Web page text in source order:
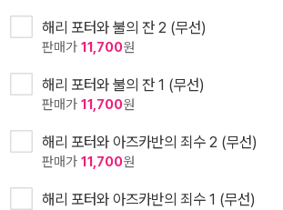
해리 포터와 불의 잔 2 (무선)
판매가 11,700원
해리 포터와 불의 잔 1 (무선)
판매가 11,700원
해리 포터와 아즈카반의 죄수 2 (무선)
판매가 11,700원
해리 포터와 아즈카반의 죄수 1 (무선)